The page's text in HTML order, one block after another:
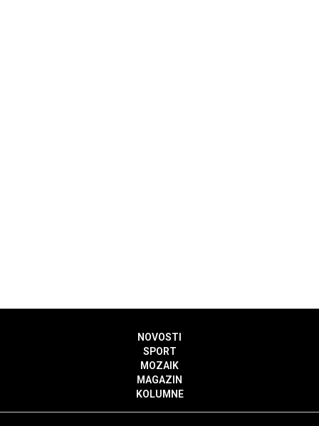
NOVOSTI
SPORT
MOZAIK
MAGAZIN
KOLUMNE